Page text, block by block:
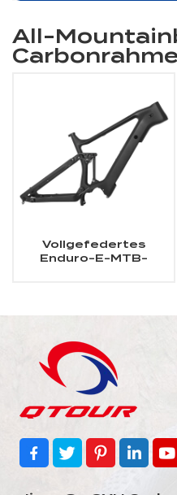
All-
Vollgefedertes
Enduro-E-MTB-
Motor M510/M600